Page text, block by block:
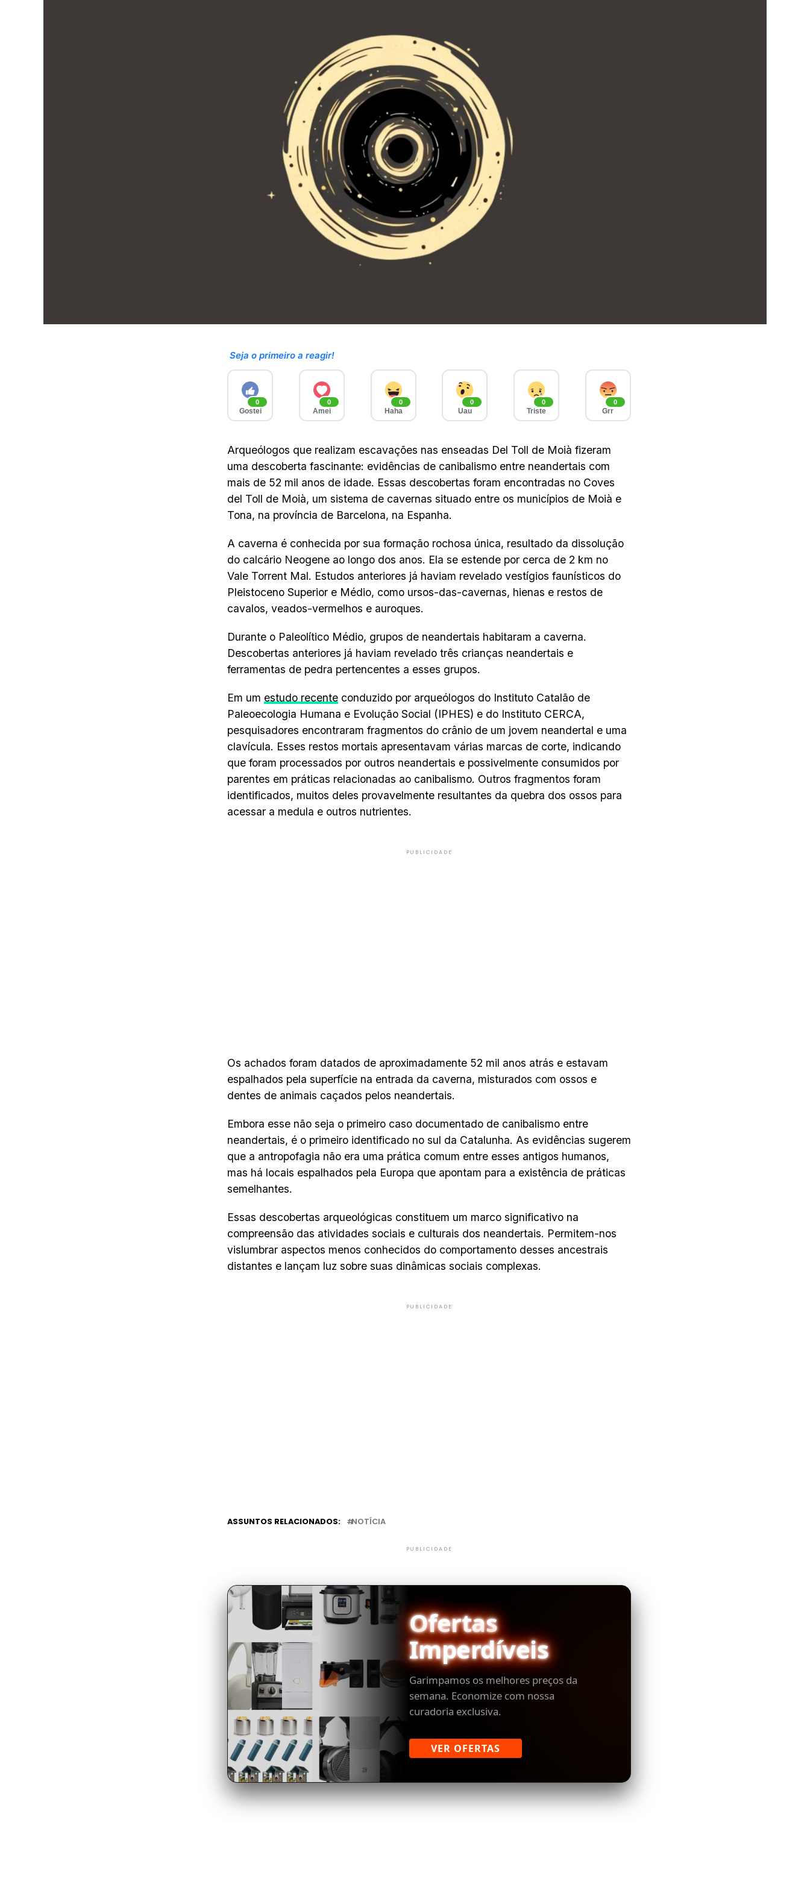
Seja o primeiro a reagir!
0
Gostei
0
Amei
0
Haha
0
Uau
0
Triste
0
Grr
Arqueólogos que realizam escavações nas enseadas Del Toll de Moià fizeram
uma descoberta fascinante: evidências de canibalismo entre neandertais com
mais de 52 mil anos de idade. Essas descobertas foram encontradas no Coves
del Toll de Moià, um sistema de cavernas situado entre os municípios de Moià e
Tona, na província de Barcelona, na Espanha.
A caverna é conhecida por sua formação rochosa única, resultado da dissolução
do calcário Neogene ao longo dos anos. Ela se estende por cerca de 2 km no
Vale Torrent Mal. Estudos anteriores já haviam revelado vestígios faunísticos do
Pleistoceno Superior e Médio, como ursos-das-cavernas, hienas e restos de
cavalos, veados-vermelhos e auroques.
Durante o Paleolítico Médio, grupos de neandertais habitaram a caverna.
Descobertas anteriores já haviam revelado três crianças neandertais e
ferramentas de pedra pertencentes a esses grupos.
Em um estudo recente conduzido por arqueólogos do Instituto Catalão de
Paleoecologia Humana e Evolução Social (IPHES) e do Instituto CERCA,
pesquisadores encontraram fragmentos do crânio de um jovem neandertal e uma
clavícula. Esses restos mortais apresentavam várias marcas de corte, indicando
que foram processados por outros neandertais e possivelmente consumidos por
parentes em práticas relacionadas ao canibalismo. Outros fragmentos foram
identificados, muitos deles provavelmente resultantes da quebra dos ossos para
acessar a medula e outros nutrientes.
PUBLICIDADE
Os achados foram datados de aproximadamente 52 mil anos atrás e estavam
espalhados pela superfície na entrada da caverna, misturados com ossos e
dentes de animais caçados pelos neandertais.
Embora esse não seja o primeiro caso documentado de canibalismo entre
neandertais, é o primeiro identificado no sul da Catalunha. As evidências sugerem
que a antropofagia não era uma prática comum entre esses antigos humanos,
mas há locais espalhados pela Europa que apontam para a existência de práticas
semelhantes.
Essas descobertas arqueológicas constituem um marco significativo na
compreensão das atividades sociais e culturais dos neandertais. Permitem-nos
vislumbrar aspectos menos conhecidos do comportamento desses ancestrais
distantes e lançam luz sobre suas dinâmicas sociais complexas.
PUBLICIDADE
ASSUNTOS RELACIONADOS: NOTÍCIA
PUBLICIDADE
Ofertas
Imperdíveis
Garimpamos os melhores preços da
semana. Economize com nossa
curadoria exclusiva.
VER OFERTAS